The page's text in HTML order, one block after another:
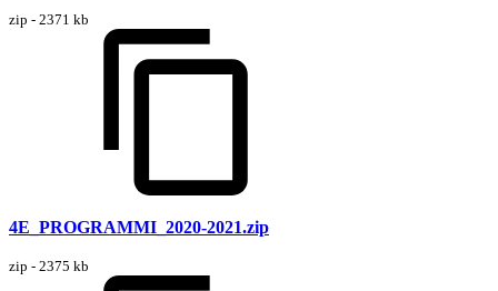
zip - 2371 kb
4E_PROGRAMMI_2020-2021.zip
zip - 2375 kb